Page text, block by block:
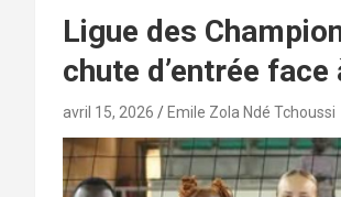
Ligue des
chute d’entrée
avril 15, 2026 Emile Zola Ndé Tchoussi